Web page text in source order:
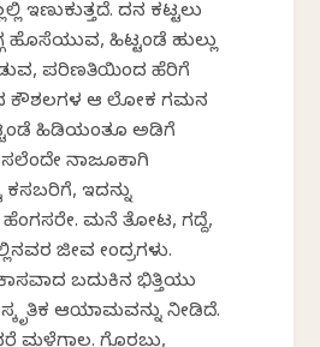
ಇಣುಕುತ್ತದೆ. ದನ ಕಟ್ಟಲು
ಹೊಸೆಯುವ, ಹಿಟ್ಟಂಡೆ ಹುಲ್ಲು
ಪರಿಣತಿಯಿಂದ ಹೆರಿಗೆ
ಕೌಶಲಗಳ ಆ ಲೋಕ ಗಮನ
ಹಿಡಿಯಂತೂ ಅಡಿಗೆ
ನಾಜೂಕಾಗಿ
ಇದನ್ನು
ಹೆಂಗಸರೇ. ಮನೆ ತೋಟ, ಗದ್ದೆ,
ಜೀವ ಕೇಂದ್ರಗಳು.
ಬದುಕಿನ ಭಿತ್ತಿಯು
ಆಯಾಮವನ್ನು ನೀಡಿದೆ.